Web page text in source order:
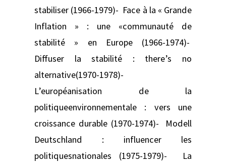
stabiliser (1966-1979)- Face à la « Grande
Inflation » : une «communauté de
stabilité » en Europe (1966-1974)-
Diffuser la stabilité : there’s no
alternative(1970-1978)-
L’européanisation de la
politiqueenvironnementale : vers une
croissance durable (1970-1974)- Modell
Deutschland : influencer les
politiquesnationales (1975-1979)- La